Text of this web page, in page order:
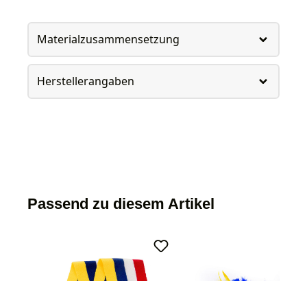
Materialzusammensetzung
Herstellerangaben
Passend zu diesem Artikel